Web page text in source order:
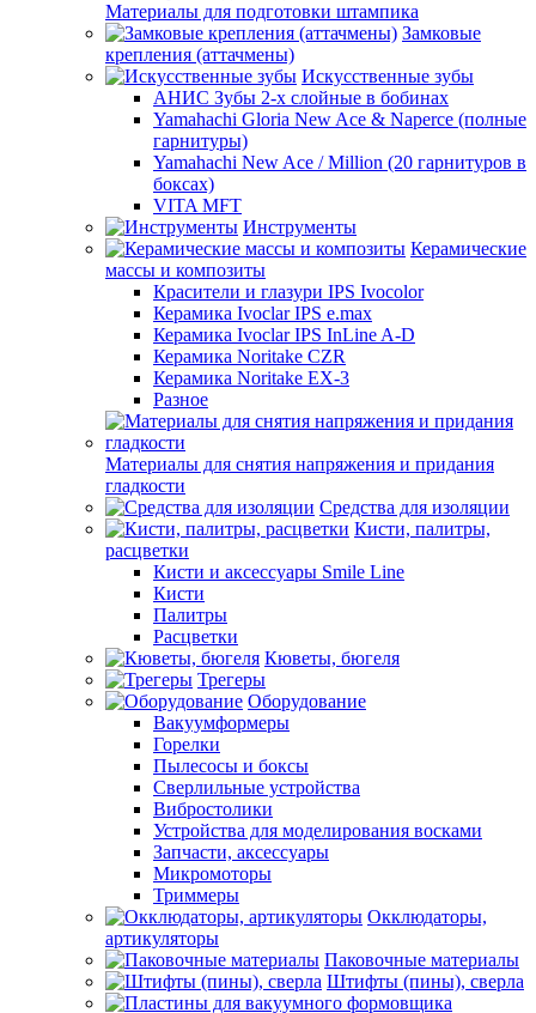
Материалы для подготовки штампика
Замковые
крепления (аттачмены)
Искусственные зубы
АНИС Зубы 2-х слойные в бобинах
Yamahachi Gloria New Ace & Naperce (полные
гарнитуры)
Yamahachi New Ace / Million (20 гарнитуров в
боксах)
VITA MFT
Инструменты
Керамические
массы и композиты
Красители и глазури IPS Ivocolor
Керамика Ivoclar IPS e.max
Керамика Ivoclar IPS InLine A-D
Керамика Noritake CZR
Керамика Noritake EX-3
Разное
Материалы для снятия напряжения и придания
гладкости
Средства для изоляции
Кисти, палитры,
расцветки
Кисти и аксессуары Smile Line
Кисти
Палитры
Расцветки
Кюветы, бюгеля
Трегеры
Оборудование
Вакуумформеры
Горелки
Пылесосы и боксы
Сверлильные устройства
Вибростолики
Устройства для моделирования восками
Запчасти, аксессуары
Микромоторы
Триммеры
Окклюдаторы,
артикуляторы
Паковочные материалы
Штифты (пины), сверла